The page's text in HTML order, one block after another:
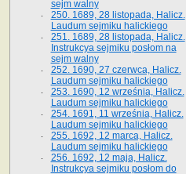
sejm walny
250. 1689, 28 listopada, Halicz.
Laudum sejmiku halickiego
251. 1689, 28 listopada, Halicz.
Instrukcya sejmiku posłom na
sejm walny
252. 1690, 27 czerwca, Halicz.
Laudum sejmiku halickiego
253. 1690, 12 września, Halicz.
Laudum sejmiku halickiego
254. 1691, 11 września, Halicz.
Laudum sejmiku halickiego
255. 1692, 12 marca, Halicz.
Laudum sejmiku halickiego
256. 1692, 12 maja, Halicz.
Instrukcya sejmiku posłom do